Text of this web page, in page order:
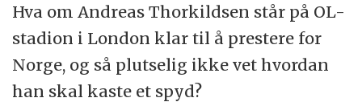
I golf refereres fenomenet ofte til som
’yips&#39;. Man treffer ikke hullet, eller
klarer ikke å svinge kølla som man pleier.
Hva om Andreas Thorkildsen står på OL-
stadion i London klar til å prestere for
Norge, og så plutselig ikke vet hvordan
han skal kaste et spyd?